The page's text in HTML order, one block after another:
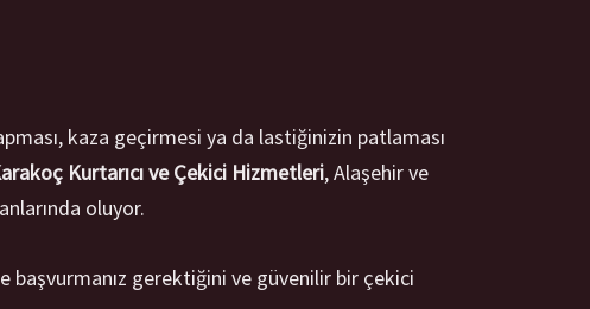
kaza geçirmesi ya da lastiğinizin patlaması
Kurtarıcı ve Çekici Hizmetleri, Alaşehir ve
oluyor.
başvurmanız gerektiğini ve güvenilir bir çekici